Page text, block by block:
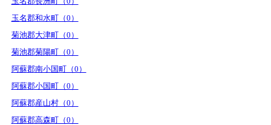
玉名郡和水町（0）
菊池郡大津町（0）
菊池郡菊陽町（0）
阿蘇郡南小国町（0）
阿蘇郡小国町（0）
阿蘇郡産山村（0）
阿蘇郡高森町（0）